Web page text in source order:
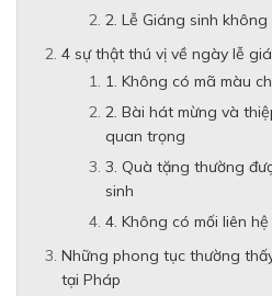
2. Lễ Giáng sinh
4 sự thật thú vị về ngày lễ
1. Không có mã màu
2. Bài hát mừng và
quan trọng
3. Quà tặng thường
sinh
4. Không có mối liên
Những phong tục thường
tại Pháp